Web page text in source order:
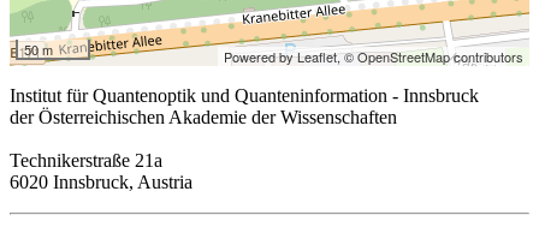
50 m Powered by Leaflet,© OpenStreetMap contributors
Institut für Quantenoptik und Quanteninformation - Innsbruck
der Österreichischen Akademie der Wissenschaften
Technikerstraße 21a
6020 Innsbruck, Austria